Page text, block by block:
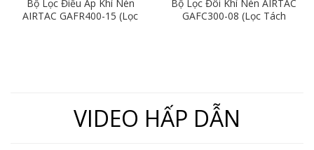
Bộ Lọc Điều Áp Khí Nén
AIRTAC GAFR400-15 (Lọc
Bộ Lọc Đôi Khí Nén AIRTAC
GAFC300-08 (Lọc Tách
VIDEO HẤP DẪN